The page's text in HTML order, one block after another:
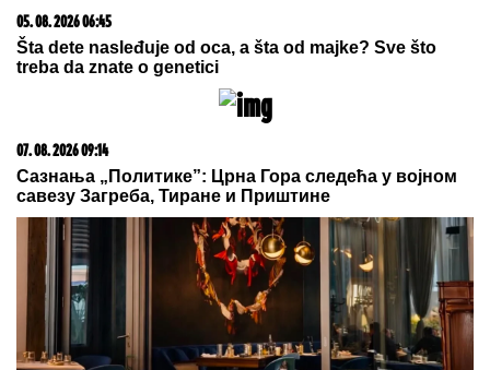
Zašto je važno ići na liturgiju: Nedeljom se porodica